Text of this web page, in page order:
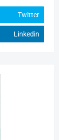
Twitter
Linkedin